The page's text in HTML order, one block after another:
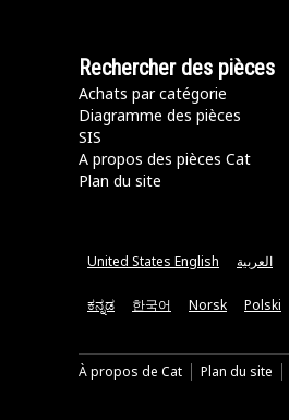
Rechercher des pièces
Achats par catégorie
Diagramme des pièces
SIS
A propos des pièces Cat
Plan du site
United States English العربية
ಕನ್ನಡ 한국어 Norsk Polski
À propos de Cat Plan du site